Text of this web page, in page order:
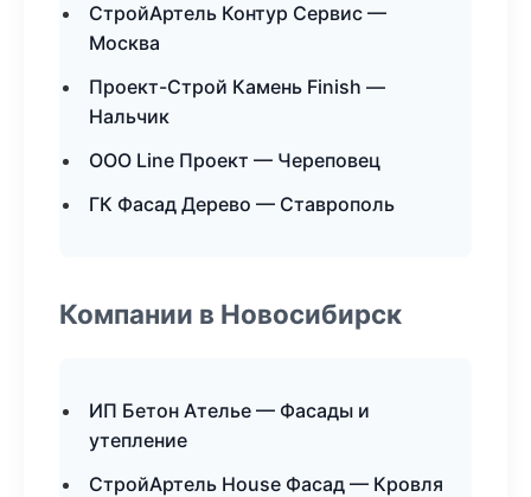
СтройАртель Контур Сервис —
Москва
Проект-Строй Камень Finish —
Нальчик
ООО Line Проект — Череповец
ГК Фасад Дерево — Ставрополь
Компании в Новосибирск
ИП Бетон Ателье — Фасады и
утепление
СтройАртель House Фасад — Кровля